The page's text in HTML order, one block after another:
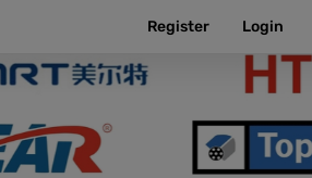
Register Login